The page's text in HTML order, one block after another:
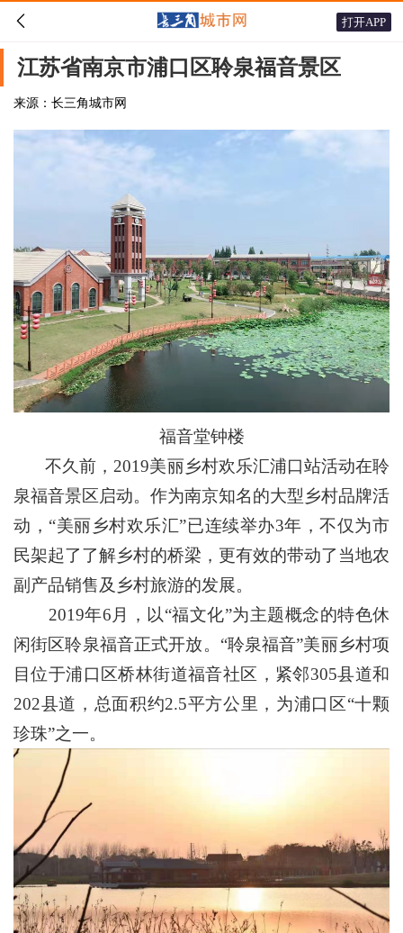
 打开APP
江苏省南京市浦口区聆泉福音景区
来源：长三角城市网
福音堂钟楼
不久前，2019美丽乡村欢乐汇浦口站活动在聆
泉福音景区启动。作为南京知名的大型乡村品牌活
动，“美丽乡村欢乐汇”已连续举办3年，不仅为市
民架起了了解乡村的桥梁，更有效的带动了当地农
副产品销售及乡村旅游的发展。
2019年6月，以“福文化”为主题概念的特色休
闲街区聆泉福音正式开放。“聆泉福音”美丽乡村项
目位于浦口区桥林街道福音社区，紧邻305县道和
202县道，总面积约2.5平方公里，为浦口区“十颗
珍珠”之一。